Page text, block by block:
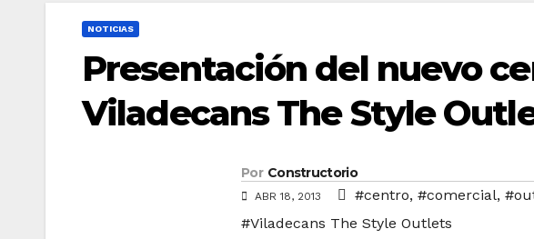
NOTICIAS
Presentación del nuevo
Viladecans The Style
Por Constructorio
ABR 18, 2013 #centro, #comercial,
#Viladecans The Style Outlets